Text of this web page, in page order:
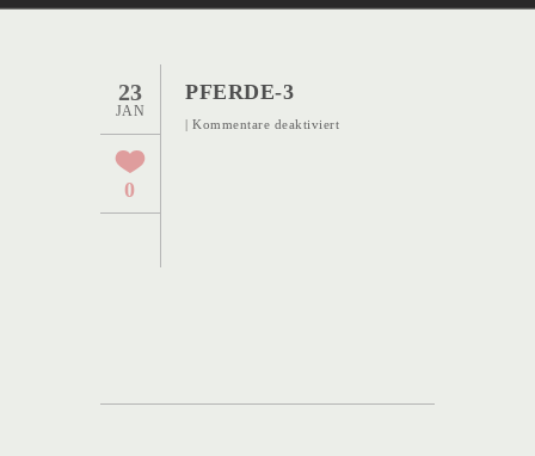
23
JAN
0
PFERDE-3
| Kommentare deaktiviertfür